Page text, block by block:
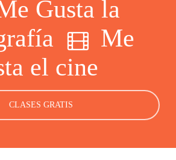
Gusta la
Me
el cine
CLASES GRATIS